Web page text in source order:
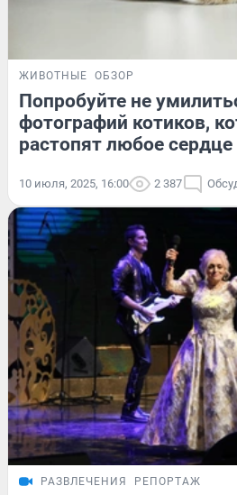
ЖИВОТНЫЕ ОБЗОР
Попробуйте не
фотографий котиков,
растопят любое сердце
10 июля, 2025, 16:00 2 387
РАЗВЛЕЧЕНИЯ РЕПОРТАЖ